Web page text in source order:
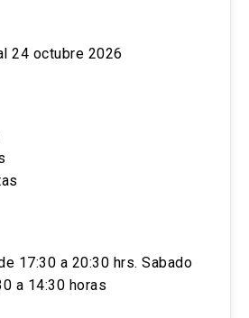
aéreas no tripuladas o
y análisis para el
fertilización de los cultivos.
zonificación y generación de
fitosanitarios).
precisas y robótica
incompletas.
más información importante
24 octubre 2026
17:30 a 20:30 hrs. Sabado
a 14:30 horas